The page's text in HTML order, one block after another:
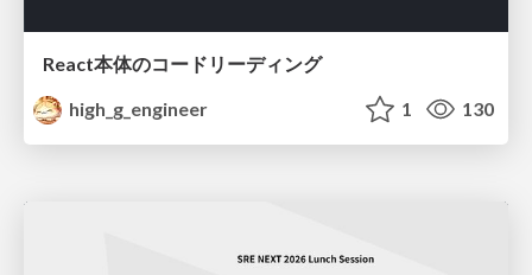
React本体のコードリーディング
high_g_engineer
1 130